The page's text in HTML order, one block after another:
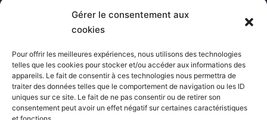
Gérer le consentement aux
cookies
Pour offrir les meilleures expériences, nous utilisons des technologies
telles que les cookies pour stocker et/ou accéder aux informations des
appareils. Le fait de consentir à ces technologies nous permettra de
traiter des données telles que le comportement de navigation ou les ID
uniques sur ce site. Le fait de ne pas consentir ou de retirer son
consentement peut avoir un effet négatif sur certaines caractéristiques